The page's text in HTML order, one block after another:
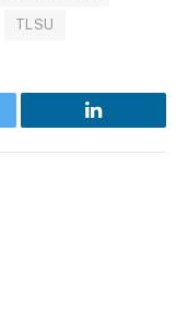
TLSU
LinkedIn